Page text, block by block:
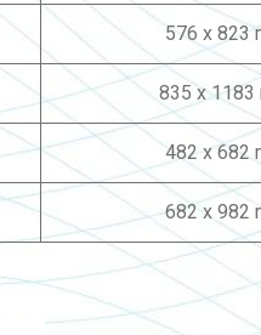
576 x 823
835 x 1183
482 x 682
682 x 982